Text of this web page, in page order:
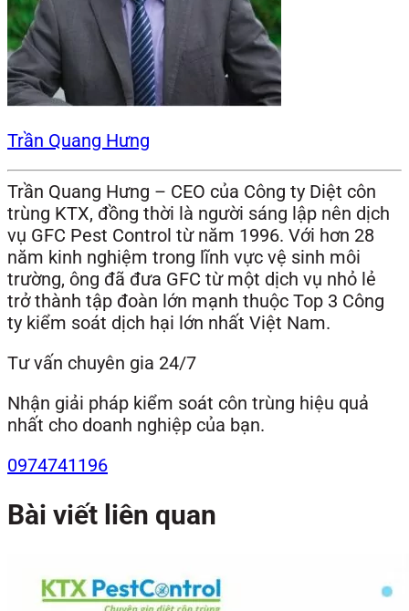
Trần Quang Hưng
Trần Quang Hưng – CEO của Công ty Diệt côn
trùng KTX, đồng thời là người sáng lập nên dịch
vụ GFC Pest Control từ năm 1996. Với hơn 28
năm kinh nghiệm trong lĩnh vực vệ sinh môi
trường, ông đã đưa GFC từ một dịch vụ nhỏ lẻ
trở thành tập đoàn lớn mạnh thuộc Top 3 Công
ty kiểm soát dịch hại lớn nhất Việt Nam.
Tư vấn chuyên gia 24/7
Nhận giải pháp kiểm soát côn trùng hiệu quả
nhất cho doanh nghiệp của bạn.
0974741196
Bài viết liên quan